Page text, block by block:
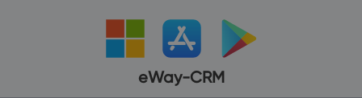
eWay-CRM